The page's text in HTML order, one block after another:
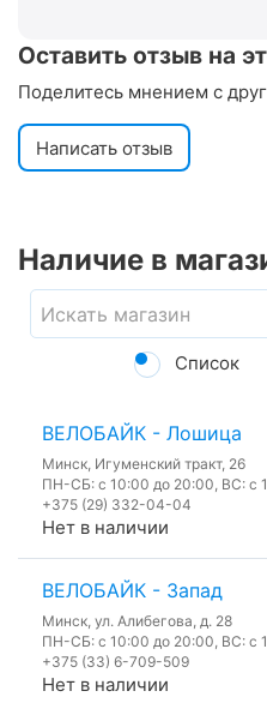
Оставить отзыв на
Поделитесь мнением с
Написать отзыв
Наличие в
Список
ВЕЛОБАЙК - Лошица
Минск, Игуменский тракт, 26
ПН-СБ: с 10:00 до 20:00, ВС: с
+375 (29) 332-04-04
Нет в наличии
ВЕЛОБАЙК - Запад
Минск, ул. Алибегова, д. 28
ПН-СБ: с 10:00 до 20:00, ВС: с
+375 (33) 6-709-509
Нет в наличии